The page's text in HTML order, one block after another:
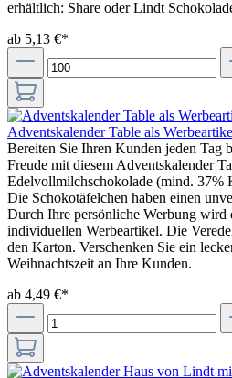
erhältlich: Share oder Lindt
ab 5,13 €*
Adventskalender Table als
Bereiten Sie Ihren Kunden jeden Tag
Freude mit diesem Adventskalender
Edelvollmilchschokolade (mind. 37%
Die Schokotäfelchen haben einen
Durch Ihre persönliche Werbung wird
individuellen Werbeartikel. Die
den Karton. Verschenken Sie ein
Weihnachtszeit an Ihre Kunden.
ab 4,49 €*